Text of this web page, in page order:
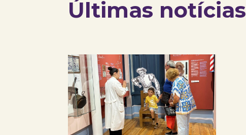
Últimas notícias